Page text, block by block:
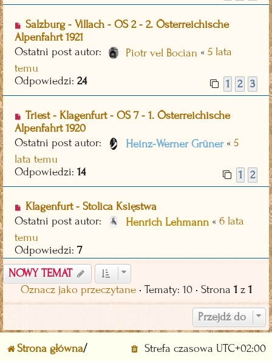
Salzburg - Villach - OS 2 - 2. Österreichische
Alpenfahrt 1921
Ostatni post autor:
Piotr vel Bocian « 5 lata
temu
Odpowiedzi: 24 1 2 3
Triest - Klagenfurt - OS 7 - 1. Österreichische
Alpenfahrt 1920
Ostatni post autor:
Heinz-Werner Grüner« 5
lata temu
Odpowiedzi: 14 1 2
Klagenfurt - Stolica Księstwa
Ostatni post autor:
Henrich Lehmann « 6 lata
temu
Odpowiedzi: 7
NOWY TEMAT
Oznacz jako przeczytane• Tematy: 10 • Strona 1z 1
Przejdź do
Strona główna Strefa czasowa UTC+02:00